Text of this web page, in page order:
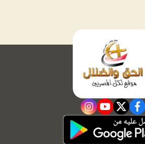
facebook
twitter
youtube
instagram